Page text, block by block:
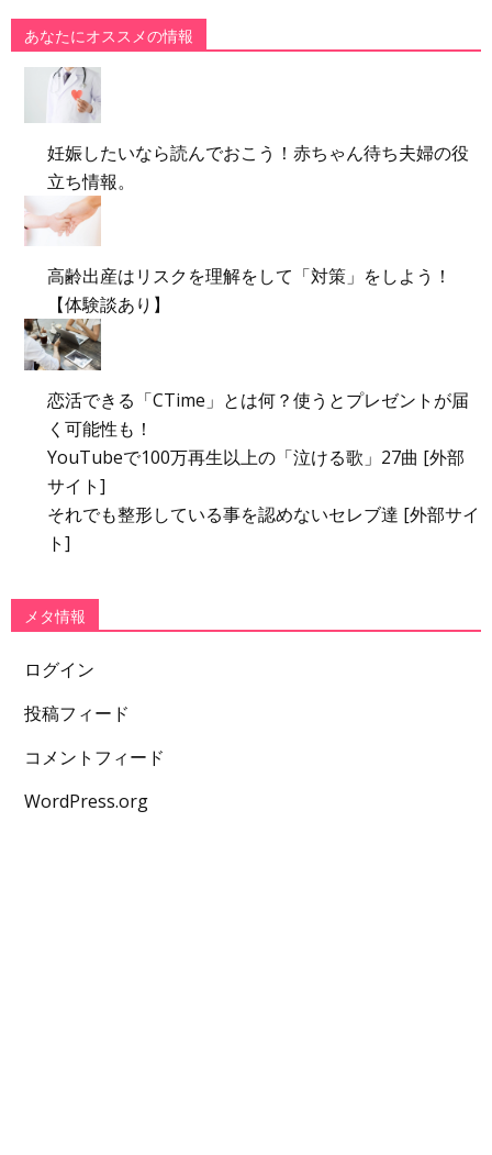
あなたにオススメの情報
妊娠したいなら読んでおこう！赤ちゃん待ち夫婦の役
立ち情報。
高齢出産はリスクを理解をして「対策」をしよう！
【体験談あり】
恋活できる「CTime」とは何？使うとプレゼントが届
く可能性も！
YouTubeで100万再生以上の「泣ける歌」27曲 [外部
サイト]
それでも整形している事を認めないセレブ達 [外部サイ
ト]
メタ情報
ログイン
投稿フィード
コメントフィード
WordPress.org